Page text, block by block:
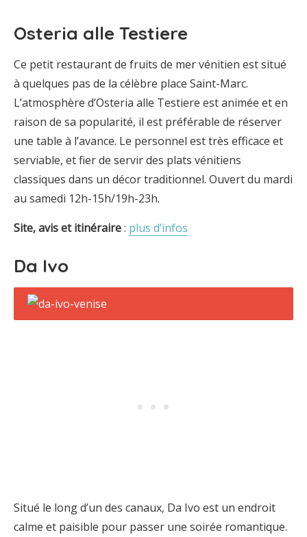
Osteria alle Testiere
Ce petit restaurant de fruits de mer vénitien est situé
à quelques pas de la célèbre place Saint-Marc.
L’atmosphère d’Osteria alle Testiere est animée et en
raison de sa popularité, il est préférable de réserver
une table à l’avance. Le personnel est très efficace et
serviable, et fier de servir des plats vénitiens
classiques dans un décor traditionnel. Ouvert du mardi
au samedi 12h-15h/19h-23h.
Site, avis et itinéraire: plus d’infos
Da Ivo
Situé le long d’un des canaux, Da Ivo est un endroit
calme et paisible pour passer une soirée romantique.